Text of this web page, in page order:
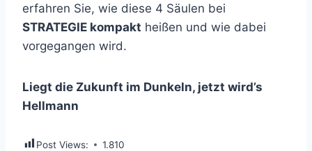
erfahren Sie, wie diese 4 Säulen bei
STRATEGIE kompakt heißen und wie dabei
vorgegangen wird.
Liegt die Zukunft im Dunkeln, jetzt wird’s
Hellmann
Post Views: 1.810